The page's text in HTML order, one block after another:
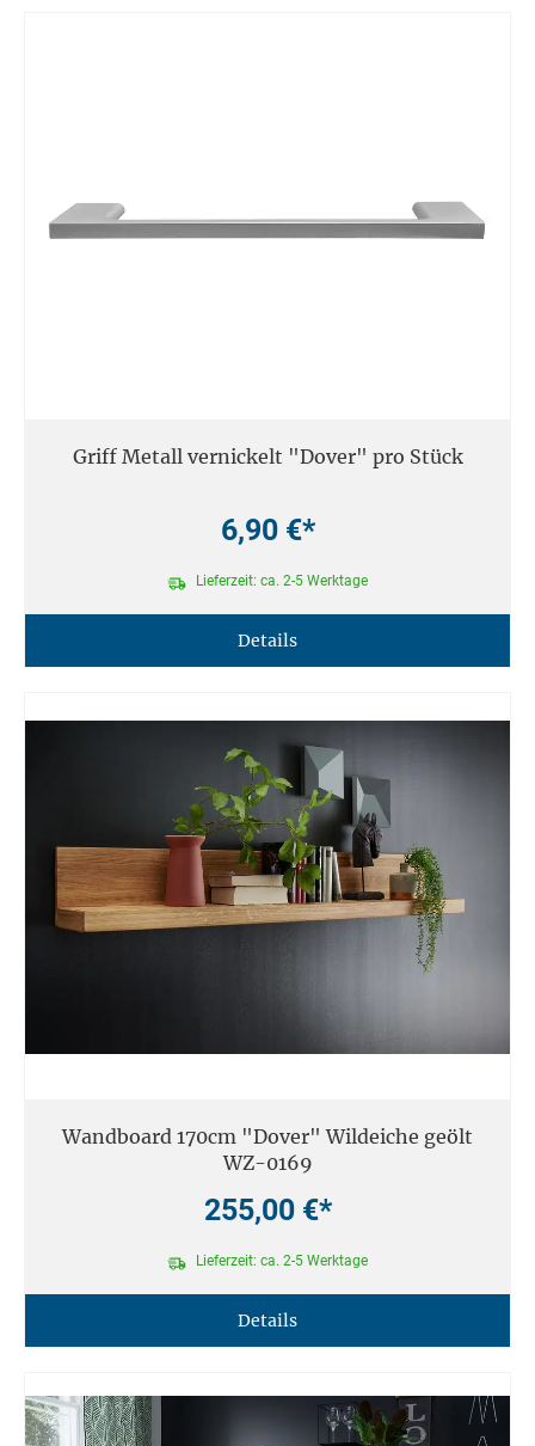
Griff Metall vernickelt "Dover" pro Stück
6,90 €*
Lieferzeit: ca. 2-5 Werktage
Details
Wandboard 170cm "Dover" Wildeiche geölt
WZ-0169
255,00 €*
Lieferzeit: ca. 2-5 Werktage
Details